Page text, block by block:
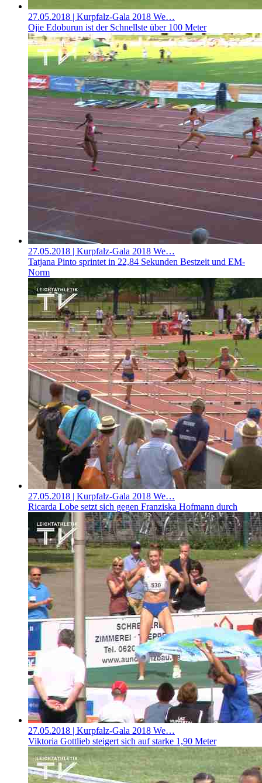
27.05.2018 | Kurpfalz-Gala 2018 We…
Ojie Edoburun ist der Schnellste über 100 Meter
27.05.2018 | Kurpfalz-Gala 2018 We…
Tatjana Pinto sprintet in 22,84 Sekunden Bestzeit und EM-
Norm
27.05.2018 | Kurpfalz-Gala 2018 We…
Ricarda Lobe setzt sich gegen Franziska Hofmann durch
27.05.2018 | Kurpfalz-Gala 2018 We…
Viktoria Gottlieb steigert sich auf starke 1,90 Meter